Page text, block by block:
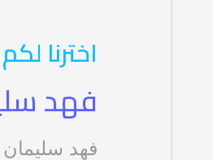
اخترنا لكم
فهد
فهد